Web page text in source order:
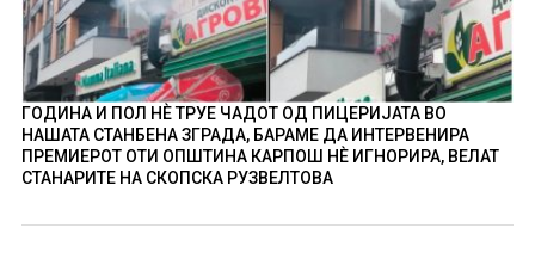
ГОДИНА И ПОЛ НÈ ТРУЕ ЧАДОТ ОД ПИЦЕРИЈАТА ВО
НАШАТА СТАНБЕНА ЗГРАДА, БАРАМЕ ДА ИНТЕРВЕНИРА
ПРЕМИЕРОТ ОТИ ОПШТИНА КАРПОШ НÈ ИГНОРИРА, ВЕЛАТ
СТАНАРИТЕ НА СКОПСКА РУЗВЕЛТОВА